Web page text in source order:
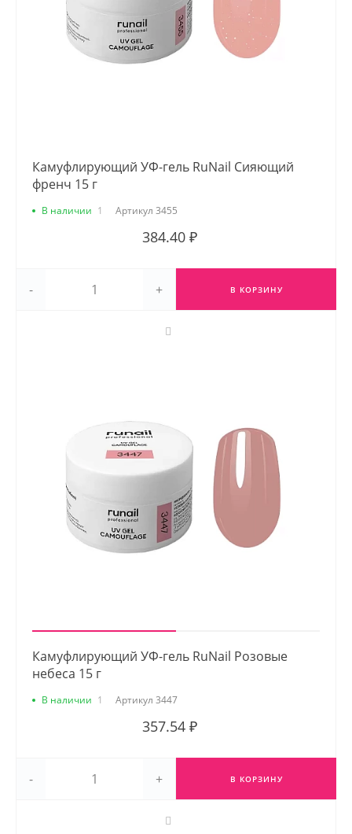
Камуфлирующий УФ-гель RuNail Сияющий
френч 15 г
В наличии 1 Артикул 3455
384.40 ₽
- + В КОРЗИНУ
Камуфлирующий УФ-гель RuNail Розовые
небеса 15 г
В наличии 1 Артикул 3447
357.54 ₽
- + В КОРЗИНУ